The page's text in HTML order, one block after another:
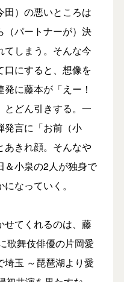
田）の悪いところは
パートナーが）決
てしまう。そんな今
口にすると、想像を
に藤本が「えー！
どん引きする。一
発言に「お前（小
あきれ顔。そんなや
＆小泉の2人が独身で
なっていく。
てくれるのは、藤
歌舞伎俳優の片岡愛
埼玉 ～琵琶湖より愛